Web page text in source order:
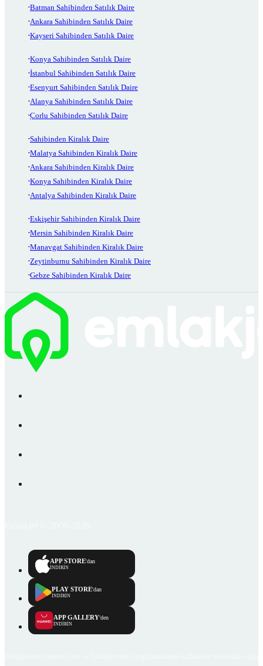
Batman Sahibinden Satılık Daire
Ankara Sahibinden Satılık Daire
Kayseri Sahibinden Satılık Daire
Konya Sahibinden Satılık Daire
İstanbul Sahibinden Satılık Daire
Esenyurt Sahibinden Satılık Daire
Alanya Sahibinden Satılık Daire
Çorlu Sahibinden Satılık Daire
Sahibinden Kiralık Daire
Malatya Sahibinden Kiralık Daire
Ankara Sahibinden Kiralık Daire
Konya Sahibinden Kiralık Daire
Antalya Sahibinden Kiralık Daire
Eskişehir Sahibinden Kiralık Daire
Mersin Sahibinden Kiralık Daire
Manavgat Sahibinden Kiralık Daire
Zeytinburnu Sahibinden Kiralık Daire
Gebze Sahibinden Kiralık Daire
APP STORE'dan
İNDİRİN
PLAY STORE'dan
İNDİRİN
APP GALLERY'den
İNDİRİN